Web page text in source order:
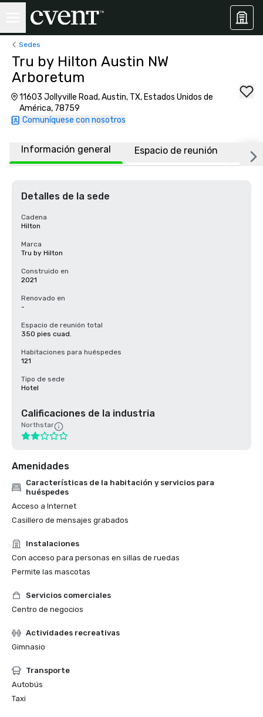
Sedes
Tru by Hilton Austin NW
Arboretum
11603 Jollyville Road, Austin, TX, Estados Unidos de
América, 78759
Comuníquese con nosotros
Información general Espacio de reunión
Detalles de la sede
Cadena
Hilton
Marca
Tru by Hilton
Construido en
2021
Renovado en
-
Espacio de reunión total
350 pies cuad.
Habitaciones para huéspedes
121
Tipo de sede
Hotel
Calificaciones de la industria
Northstar
Amenidades
Características de la habitación y servicios para
huéspedes
Acceso a Internet
Casillero de mensajes grabados
Instalaciones
Con acceso para personas en sillas de ruedas
Permite las mascotas
Servicios comerciales
Centro de negocios
Actividades recreativas
Gimnasio
Transporte
Autobús
Taxi